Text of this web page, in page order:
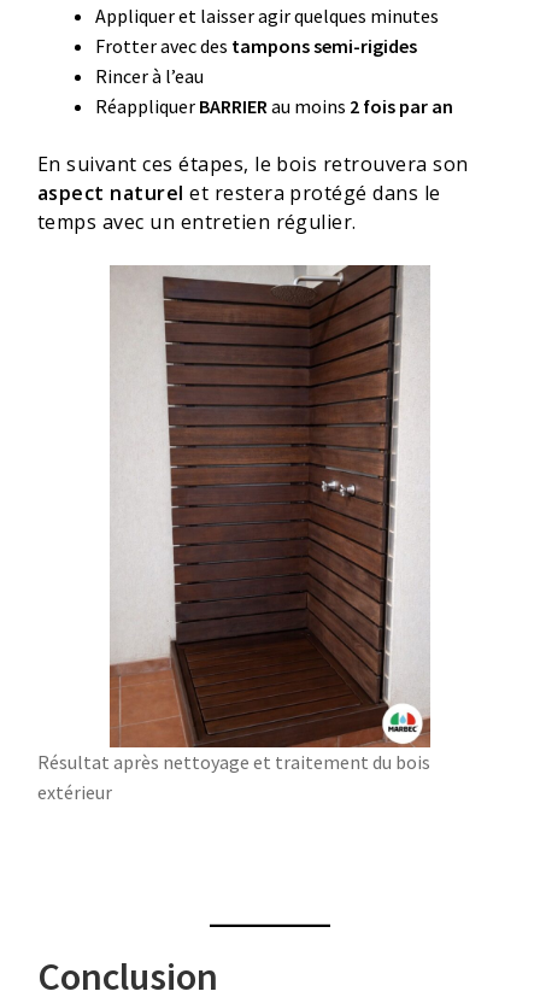
Appliquer et laisser agir quelques minutes
Frotter avec des tampons semi-rigides
Rincer à l’eau
Réappliquer BARRIERau moins 2 fois par an
En suivant ces étapes, le bois retrouvera son
aspect naturel et restera protégé dans le
temps avec un entretien régulier.
Résultat après nettoyage et traitement du bois
extérieur
Conclusion